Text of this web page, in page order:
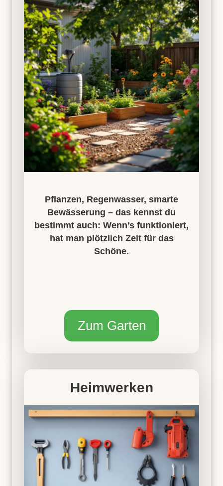
Pflanzen, Regenwasser, smarte
Bewässerung – das kennst du
bestimmt auch: Wenn’s funktioniert,
hat man plötzlich Zeit für das
Schöne.
Zum Garten
Heimwerken